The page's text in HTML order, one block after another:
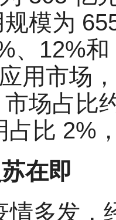
模为
、12%
用市场
场占比
占比 2%
在即
情多发，